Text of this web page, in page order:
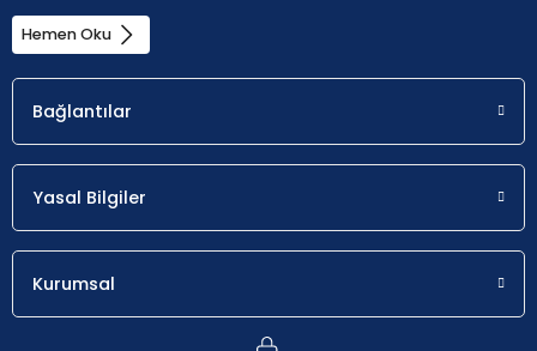
Hemen Oku
Bağlantılar
Yasal Bilgiler
Kurumsal